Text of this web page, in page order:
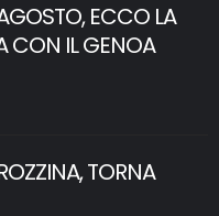
ECCO LA
CON IL GENOA
TORNA